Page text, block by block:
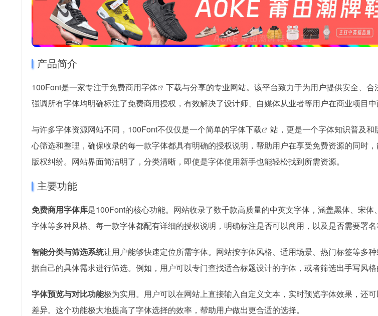
产品简介
100Font是一家专注于免费商用字体
下载与分享的专业网站。该平台致力于为用户提供安全、
强调所有字体均明确标注了免费商用授权，有效解决了设计师、自媒体从业者等用户在商业项目中
与许多字体资源网站不同，100Font不仅仅是一个简单的字体下载
站，更是一个字体知识普及
心筛选和整理，确保收录的每一款字体都具有明确的授权说明，帮助用户在享受免费资源的同时
版权纠纷。网站界面简洁明了，分类清晰，即使是字体使用新手也能轻松找到所需资源。
主要功能
免费商用字体库是100Font的核心功能。网站收录了数千款高质量的中英文字体，涵盖黑体、宋
字体等多种风格。每一款字体都配有详细的授权说明，明确标注是否可以商用，以及是否需要署名
智能分类与筛选系统让用户能够快速定位所需字体。网站按字体风格、适用场景、热门标签等多
据自己的具体需求进行筛选。例如，用户可以专门查找适合标题设计的字体，或者筛选出手写风格
字体预览与对比功能极为实用。用户可以在网站上直接输入自定义文本，实时预览字体效果，还
差异。这个功能极大地提高了字体选择的效率，帮助用户做出更合适的选择。